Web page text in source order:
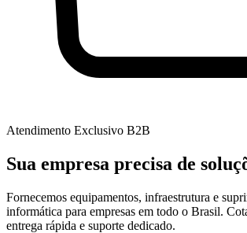
Atendimento Exclusivo B2B
Sua empresa precisa de
Fornecemos equipamentos, infraestrutura e
informática para empresas em todo o Brasil.
entrega rápida e suporte dedicado.